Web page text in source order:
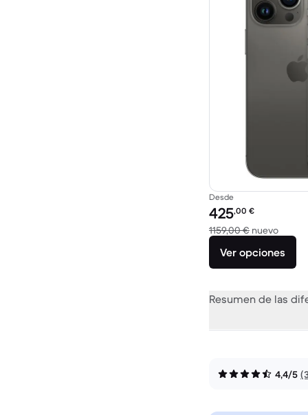
Desde
Precio
425,00 €
1159,00 € nuevoEl
Ver opciones
Resumen de las
4,4/5